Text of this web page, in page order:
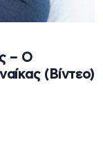
– Ο
(Βίντεο)